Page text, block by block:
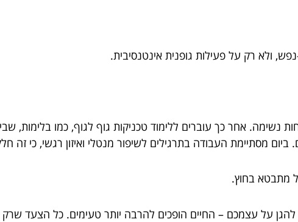
ולא רק על פעילות גופנית אינטנסיבית.
נשימה. אחר כך עוברים ללימוד טכניקות גוף לגוף, כמו בלימות,
ביום מסתיימת העבודה בתרגילים לשיפור מנטלי ואיזון רגשי, כי
מתבטא בחוץ.
על עצמכם – החיים הופכים להרבה יותר טעימים. כל הצעד